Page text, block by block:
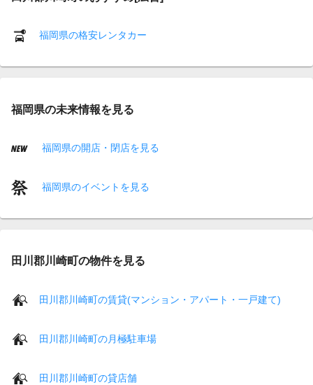
福岡県の格安レンタカー
福岡県の未来情報を見る
福岡県の開店・閉店を見る
福岡県のイベントを見る
田川郡川崎町の物件を見る
田川郡川崎町の賃貸(マンション・アパート・一戸建て)
田川郡川崎町の月極駐車場
田川郡川崎町の貸店舗